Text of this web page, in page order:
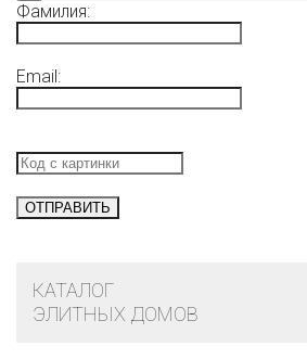
Фамилия:
Email:
КАТАЛОГ
ЭЛИТНЫХ ДОМОВ